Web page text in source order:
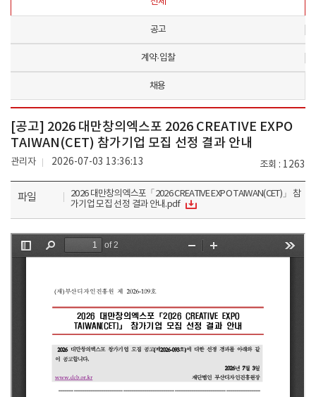
공고
계약·입찰
채용
[공고] 2026 대만창의엑스포 2026 CREATIVE EXPO
TAIWAN(CET) 참가기업 모집 선정 결과 안내
조회 1263
관리자 2026-07-03 13:36:13
파일
2026 대만창의엑스포「2026 CREATIVE EXPO TAIWAN(CET)」 참
가기업 모집 선정 결과 안내.pdf